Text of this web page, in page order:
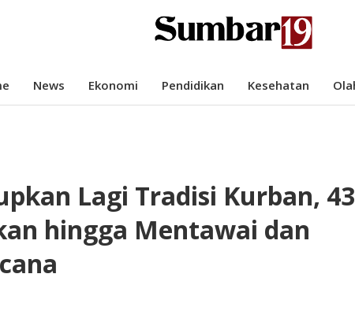
News Ekonomi Pendidikan Kesehatan
Lagi Tradisi Kurban, 43
hingga Mentawai dan